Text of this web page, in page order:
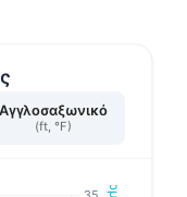
Αγγλοσαξωνικό
(ft, °F)